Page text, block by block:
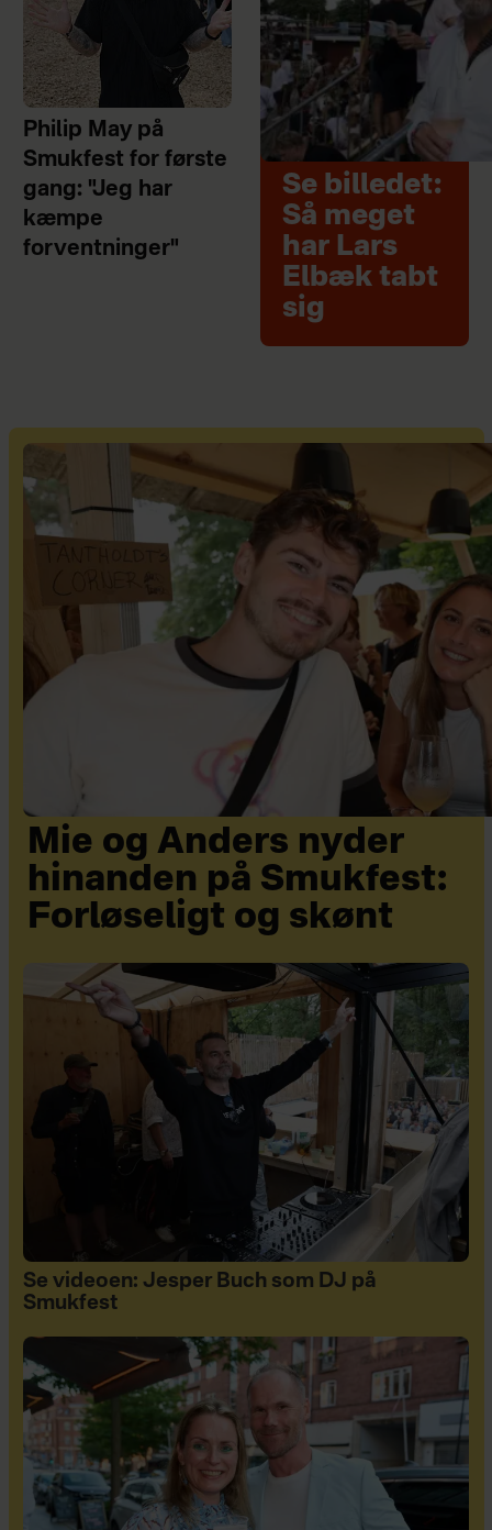
Philip May på
Smukfest for første
gang: "Jeg har
kæmpe
forventninger"
Se billedet:
Så meget
har Lars
Elbæk tabt
sig
Mie og Anders nyder
hinanden på Smukfest:
Forløseligt og skønt
Se videoen: Jesper Buch som DJ på
Smukfest